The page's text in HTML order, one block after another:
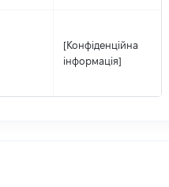
[Конфіденційна
інформація]